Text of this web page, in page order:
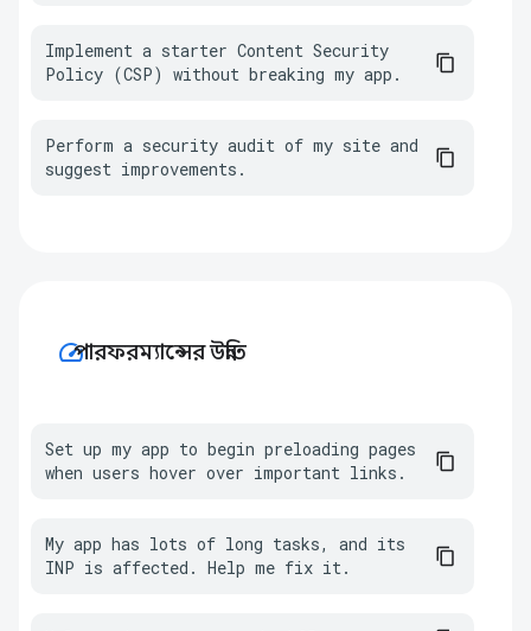
Implement a starter Content Security
Policy (CSP) without breaking my app.
Perform a security audit of my site and
suggest improvements.
speedপারফরম্যান্সের উন্নতি
Set up my app to begin preloading pages
when users hover over important links.
My app has lots of long tasks, and its
INP is affected. Help me fix it.